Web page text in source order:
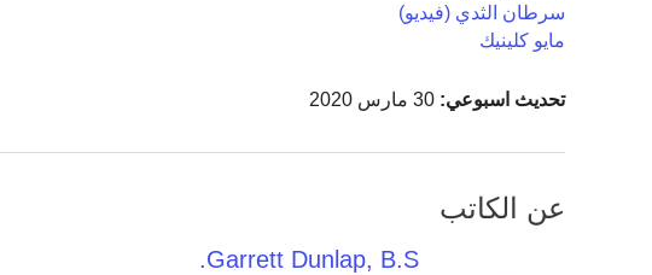
سرطان الثدي (فيديو)
مايو كلينيك
تحديث اسبوعي:
عن الكاتب
Garrett Dunlap, B.S.